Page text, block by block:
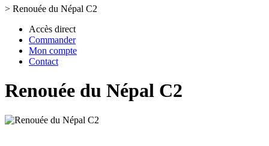
> Renouée du Népal C2
Accès direct
Commander
Mon compte
Contact
Renouée du Népal C2